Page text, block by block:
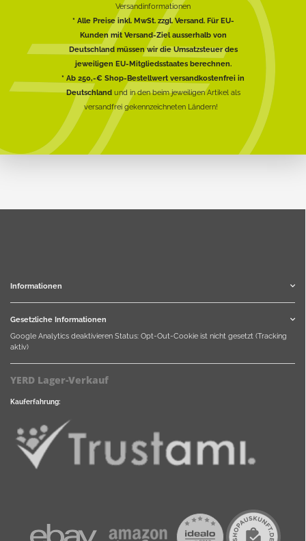
Versandinformationen
* Alle Preise inkl. MwSt. zzgl. Versand. Für EU-
Kunden mit Versand-Ziel ausserhalb von
Deutschland müssen wir die Umsatzsteuer des
jeweiligen EU-Mitgliedsstaates berechnen.
* Ab 250,-€ Shop-Bestellwert versandkostenfrei in
Deutschlandund in den beim jeweiligen Artikel als
versandfrei gekennzeichneten Ländern!
Informationen
Gesetzliche Informationen
Google Analytics deaktivieren Status: Opt-Out-Cookie ist nicht gesetzt (Tracking
aktiv)
YERD Lager-Verkauf
Kauferfahrung: